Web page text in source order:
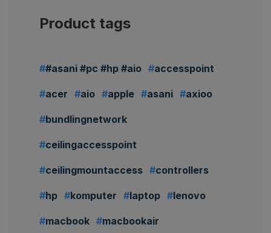
Product tags
#asani #pc #hp #aio accesspoint
acer aio apple asani axioo
bundlingnetwork
ceilingaccesspoint
ceilingmountaccess controllers
hp komputer laptop lenovo
macbook macbookair